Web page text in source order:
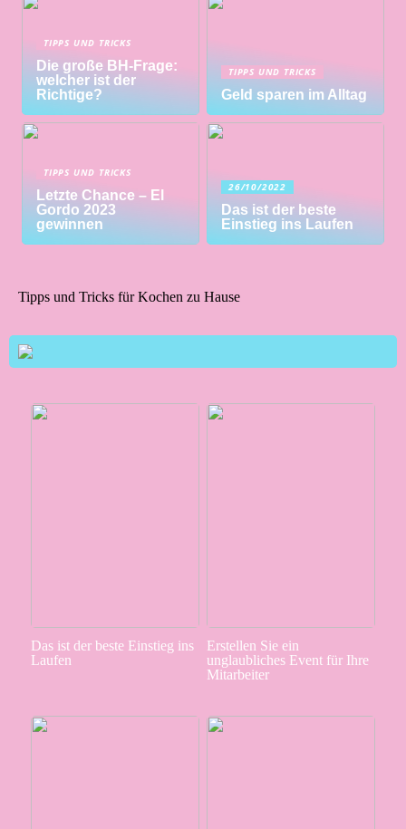
TIPPS UND TRICKS
Die große BH-Frage:
welcher ist der
Richtige?
TIPPS UND TRICKS
Geld sparen im Alltag
TIPPS UND TRICKS
Letzte Chance – El
Gordo 2023
gewinnen
26/10/2022
Das ist der beste
Einstieg ins Laufen
Tipps und Tricks für Kochen zu Hause
Das ist der beste Einstieg ins
Laufen
Erstellen Sie ein
unglaubliches Event für Ihre
Mitarbeiter